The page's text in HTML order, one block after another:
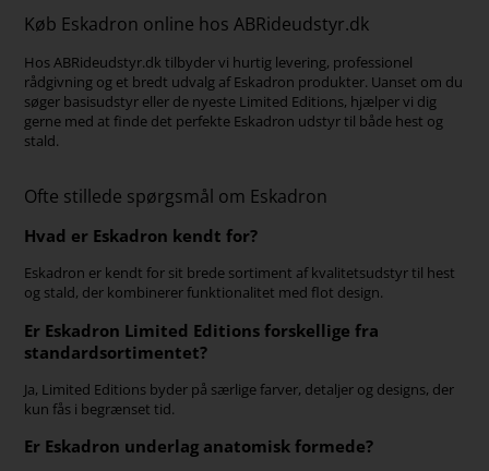
Køb Eskadron online hos ABRideudstyr.dk
Hos ABRideudstyr.dk tilbyder vi hurtig levering, professionel
rådgivning og et bredt udvalg af Eskadron produkter. Uanset om du
søger basisudstyr eller de nyeste Limited Editions, hjælper vi dig
gerne med at finde det perfekte Eskadron udstyr til både hest og
stald.
Ofte stillede spørgsmål om Eskadron
Hvad er Eskadron kendt for?
Eskadron er kendt for sit brede sortiment af kvalitetsudstyr til hest
og stald, der kombinerer funktionalitet med flot design.
Er Eskadron Limited Editions forskellige fra
standardsortimentet?
Ja, Limited Editions byder på særlige farver, detaljer og designs, der
kun fås i begrænset tid.
Er Eskadron underlag anatomisk formede?